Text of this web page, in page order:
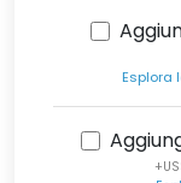
Esplora